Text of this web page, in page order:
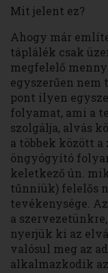
Mit jelent ez?
Ahogy már
táplálék csak
megfelelő
egyszerűen nem
pont ilyen
folyamat, ami a
szolgálja, alvás
a többek között a
öngyógyító
keletkező ún.
tűnniük) felelős
tevékenysége.
a
nyerjük ki az
valósul meg az
alkalmazkodik